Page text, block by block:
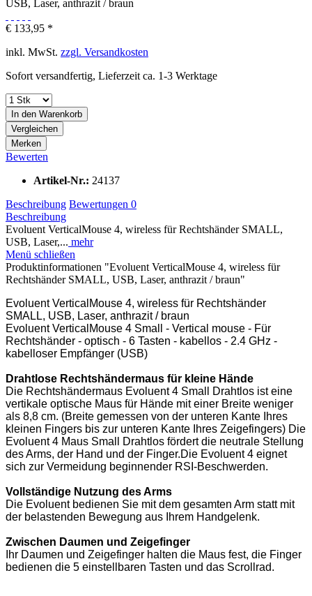
€ 133,95 *
inkl. MwSt. zzgl. Versandkosten
Sofort versandfertig, Lieferzeit ca. 1-3 Werktage
In den Warenkorb
Vergleichen
Merken
Bewerten
Artikel-Nr.: 24137
Beschreibung Bewertungen 0
Beschreibung
Evoluent VerticalMouse 4, wireless für Rechtshänder SMALL,
USB, Laser,... mehr
Menü schließen
Produktinformationen "Evoluent VerticalMouse 4, wireless für
Rechtshänder SMALL, USB, Laser, anthrazit / braun"
Evoluent VerticalMouse 4, wireless für Rechtshänder
SMALL, USB, Laser, anthrazit / braun
Evoluent VerticalMouse 4 Small - Vertical mouse - Für
Rechtshänder - optisch - 6 Tasten - kabellos - 2.4 GHz -
kabelloser Empfänger (USB)
Drahtlose Rechtshändermaus für kleine Hände
Die Rechtshändermaus Evoluent 4 Small Drahtlos ist eine
vertikale optische Maus für Hände mit einer Breite weniger
als 8,8 cm. (Breite gemessen von der unteren Kante Ihres
kleinen Fingers bis zur unteren Kante Ihres Zeigefingers) Die
Evoluent 4 Maus Small Drahtlos fördert die neutrale Stellung
des Arms, der Hand und der Finger.Die Evoluent 4 eignet
sich zur Vermeidung beginnender RSI-Beschwerden.
Vollständige Nutzung des Arms
Die Evoluent bedienen Sie mit dem gesamten Arm statt mit
der belastenden Bewegung aus Ihrem Handgelenk.
Zwischen Daumen und Zeigefinger
Ihr Daumen und Zeigefinger halten die Maus fest, die Finger
bedienen die 5 einstellbaren Tasten und das Scrollrad.